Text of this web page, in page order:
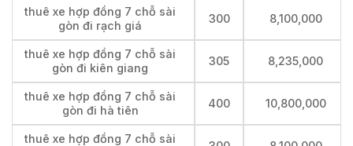
thuê xe hợp đồng 7 chỗ sài
gòn đi rạch giá
300 8,100,000
thuê xe hợp đồng 7 chỗ sài
gòn đi kiên giang
305 8,235,000
thuê xe hợp đồng 7 chỗ sài
gòn đi hà tiên
400 10,800,000
thuê xe hợp đồng 7 chỗ sài